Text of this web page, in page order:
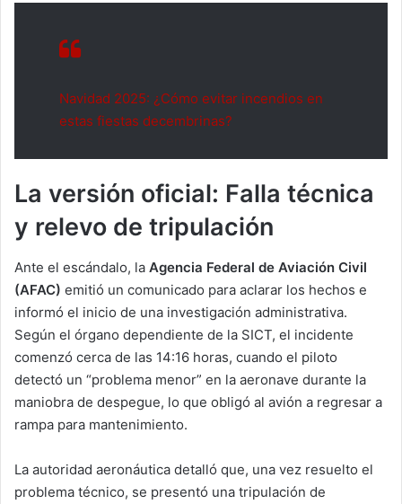
Navidad 2025: ¿Cómo evitar incendios en
estas fiestas decembrinas?
La versión oficial: Falla técnica
y relevo de tripulación
Ante el escándalo, la Agencia Federal de Aviación Civil
(AFAC) emitió un comunicado para aclarar los hechos e
informó el inicio de una investigación administrativa.
Según el órgano dependiente de la SICT, el incidente
comenzó cerca de las 14:16 horas, cuando el piloto
detectó un “problema menor” en la aeronave durante la
maniobra de despegue, lo que obligó al avión a regresar a
rampa para mantenimiento.
La autoridad aeronáutica detalló que, una vez resuelto el
problema técnico, se presentó una tripulación de